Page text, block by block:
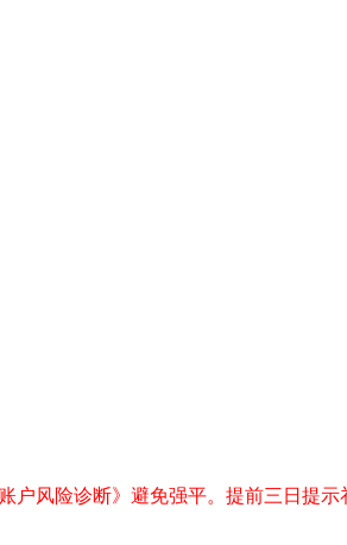
户风险诊断》避免强平。提前三日提